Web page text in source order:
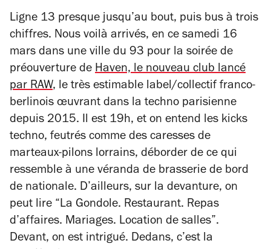
Ligne 13 presque jusqu’au bout, puis bus à trois
chiffres. Nous voilà arrivés, en ce samedi 16
mars dans une ville du 93 pour la soirée de
préouverture de Haven,lenouveau club lancé
par RAW, le très estimable label/collectif franco-
berlinois œuvrant dans la techno parisienne
depuis 2015. Il est 19h, et on entend les kicks
techno, feutrés comme des caresses de
marteaux-pilons lorrains, déborder de ce qui
ressemble à une véranda de brasserie de bord
de nationale. D’ailleurs, sur la devanture, on
peut lire “La Gondole. Restaurant. Repas
d’affaires. Mariages. Location de salles”.
Devant, on est intrigué. Dedans, c’est la